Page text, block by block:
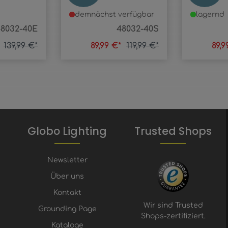
40E
139,99 €*
48032-40S
demnächst verfügbar
89,99 €* 119,99 €*
lagernd
Globo Lighting
Newsletter
Über uns
Kontakt
Grounding Page
Kataloge
Trusted Shops
Wir sind Trusted
Shops-zertifiziert.